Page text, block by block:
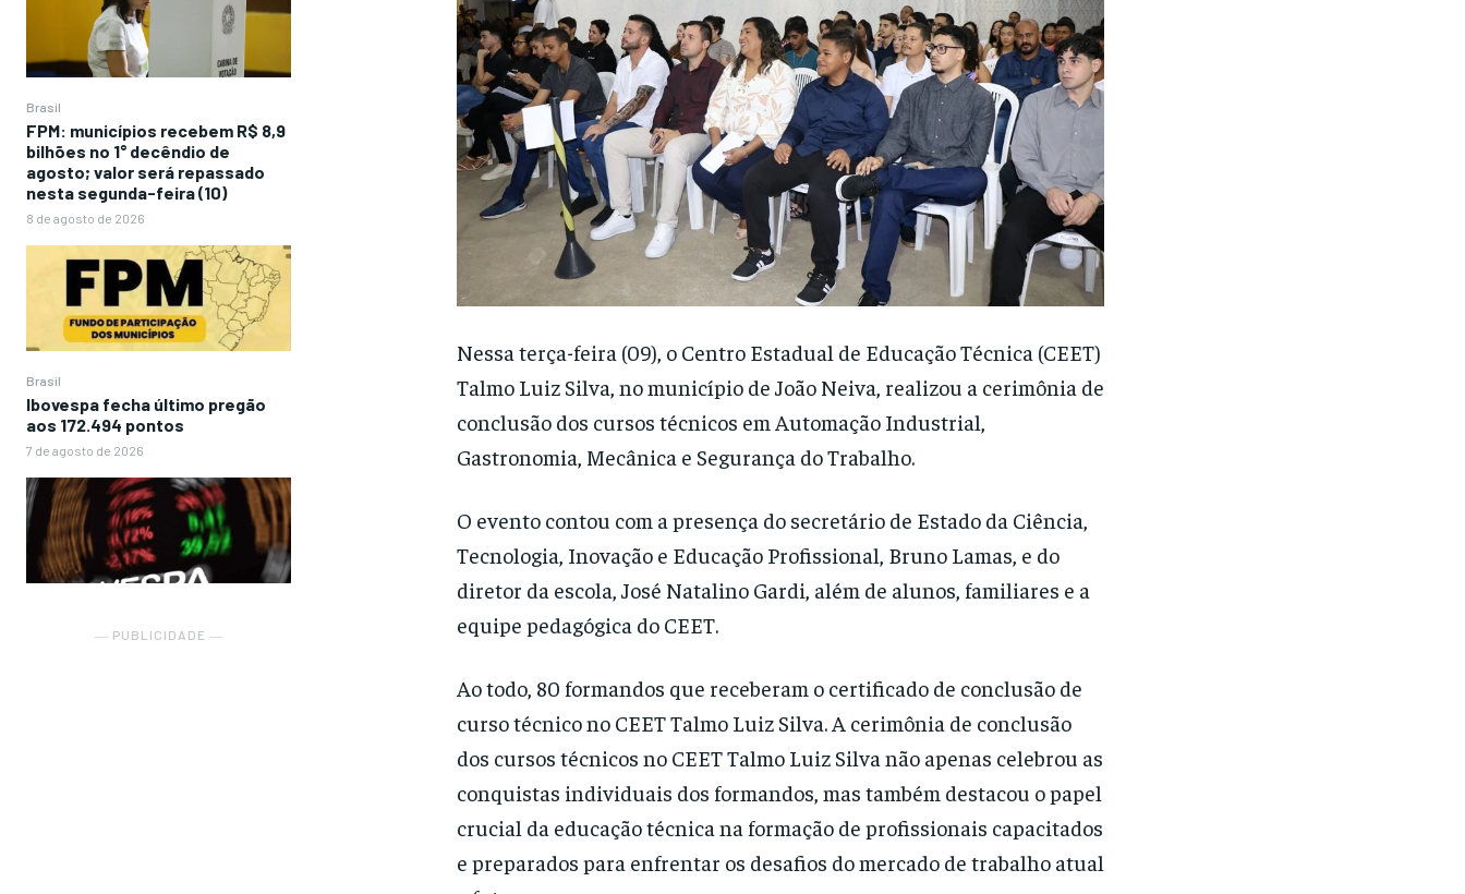
Brasil
FPM: municípios recebem R$ 8,9
bilhões no 1° decêndio de
agosto; valor será repassado
nesta segunda-feira (10)
8 de agosto de 2026
Brasil
Ibovespa fecha último pregão
aos 172.494 pontos
7 de agosto de 2026
― PUBLICIDADE ―
Nessa terça-feira (09), o Centro Estadual de Educação Técnica (CEET)
Talmo Luiz Silva, no município de João Neiva, realizou a cerimônia de
conclusão dos cursos técnicos em Automação Industrial,
Gastronomia, Mecânica e Segurança do Trabalho.
O evento contou com a presença do secretário de Estado da Ciência,
Tecnologia, Inovação e Educação Profissional, Bruno Lamas, e do
diretor da escola, José Natalino Gardi, além de alunos, familiares e a
equipe pedagógica do CEET.
Ao todo, 80 formandos que receberam o certificado de conclusão de
curso técnico no CEET Talmo Luiz Silva. A cerimônia de conclusão
dos cursos técnicos no CEET Talmo Luiz Silva não apenas celebrou as
conquistas individuais dos formandos, mas também destacou o papel
crucial da educação técnica na formação de profissionais capacitados
e preparados para enfrentar os desafios do mercado de trabalho atual